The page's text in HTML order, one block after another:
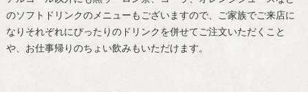
のソフトドリンクのメニューもございますので、ご家族でご来店に
なりそれぞれにぴったりのドリンクを併せてご注文いただくこと
や、お仕事帰りのちょい飲みもいただけます。